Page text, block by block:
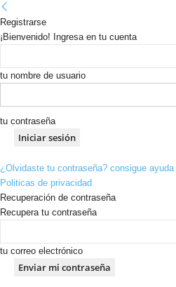
Registrarse
¡Bienvenido! Ingresa en tu cuenta
tu nombre de usuario
tu contraseña
¿Olvidaste tu contraseña? consigue ayuda
Politicas de privacidad
Recuperación de contraseña
Recupera tu contraseña
tu correo electrónico